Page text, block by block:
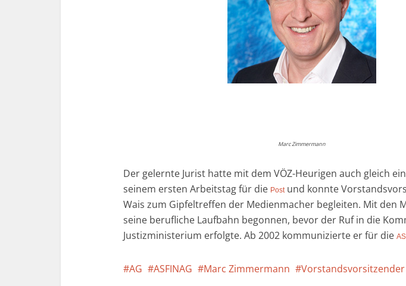
Marc Zimmermann
Der gelernte Jurist hatte mit dem VÖZ-Heurigen auch gleich
seinem ersten Arbeitstag für die Postund konnte
Wais zum Gipfeltreffen der Medienmacher begleiten. Mit den
seine berufliche Laufbahn begonnen, bevor der Ruf in die
Justizministerium erfolgte. Ab 2002 kommunizierte er für die
AG ASFINAG Marc Zimmermann